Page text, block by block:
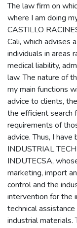
The law firm on
where I am doing
CASTILLO
Cali, which advises
individuals in areas
medical liability,
law. The nature of
my main functions
advice to clients,
the efficient search
requirements of
advice. Thus, I
INDUSTRIAL
INDUTECSA,
marketing, import
control and the
intervention for the
technical
industrial materials.